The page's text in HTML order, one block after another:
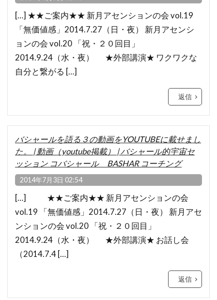
[…] ★★ご案内★★ 新月アセンションの会 vol.19
「無価値感」2014.7.27（日・夜） 新月アセンシ
ョンの会 vol.20 「祝・２０回目」
2014.9.24（水・夜） ★外部講演★ ワクワクな
自分と繋がる […]
返信
バシャールを語る３の動画をYOUTUBEに載せまし
た。 | 動画（youtube掲載） | バシャール的宇宙セ
ッション コバシャール BASHAR コーチング
2014年7月3日 02:54
[…] ★★ご案内★★ 新月アセンションの会
vol.19 「無価値感」2014.7.27（日・夜） 新月アセ
ンションの会 vol.20 「祝・２０回目」
2014.9.24（水・夜） ★外部講演★ お話し会
（2014.7.4 […]
返信